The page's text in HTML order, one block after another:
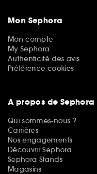
Mon Sephora
Mon compte
My Sephora
Authenticité des avis
Préférence cookies
A propos de Sephora
Qui sommes-nous ?
Carrières
Nos engagements
Découvrir Sephora
Sephora Stands
Magasins